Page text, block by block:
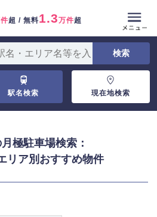
超 / 無料1.3万件超
駅名検索 現在地検索
極駐車場検索：
リア別おすすめ物件